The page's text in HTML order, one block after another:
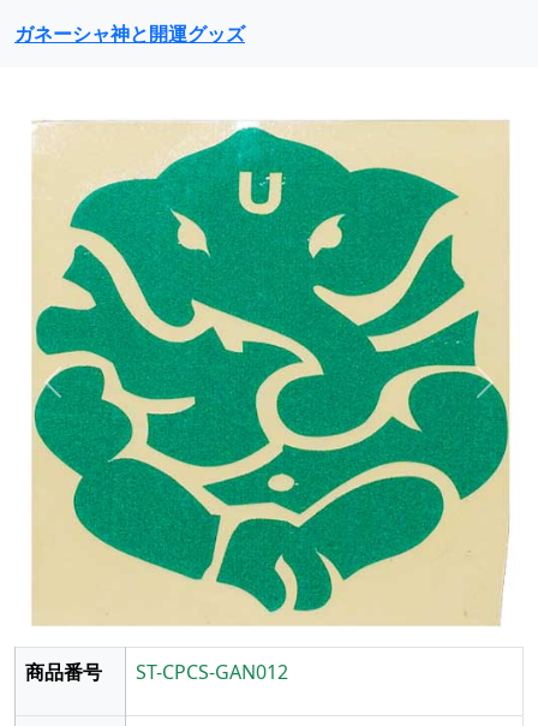
ガネーシャ神と開運グッズ
前に戻る 次に
商品番号 ST-CPCS-GAN012